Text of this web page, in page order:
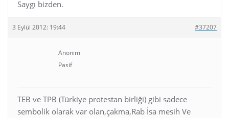
Saygı bizden.
3 Eylül 2012: 19:44 #37207
Anonim
Pasif
TEB ve TPB (Türkiye protestan birliği) gibi sadece
sembolik olarak var olan,çakma,Rab İsa mesih Ve